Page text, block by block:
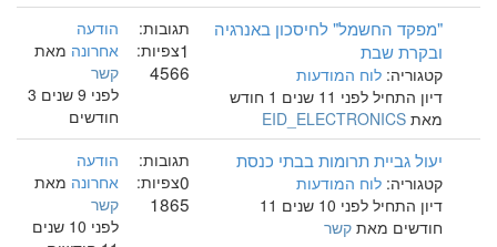
"מפקד החשמל" לחיסכון באנרגיה
ובקרת שבת
קטגוריה: לוח המודעות
דיון התחיל לפני 11 שנים 1 חודש
מאת EID_ELECTRONICS
תגובות:
1צפיות:
4566
הודעה
אחרונה מאת
קשר
לפני 9 שנים 3
חודשים
יעול גביית תרומות בבתי כנסת
קטגוריה: לוח המודעות
דיון התחיל לפני 10 שנים 11
חודשים מאת קשר
תגובות:
0צפיות:
1865
הודעה
אחרונה מאת
קשר
לפני 10 שנים